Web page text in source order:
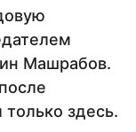
Машрабов.
только здесь.